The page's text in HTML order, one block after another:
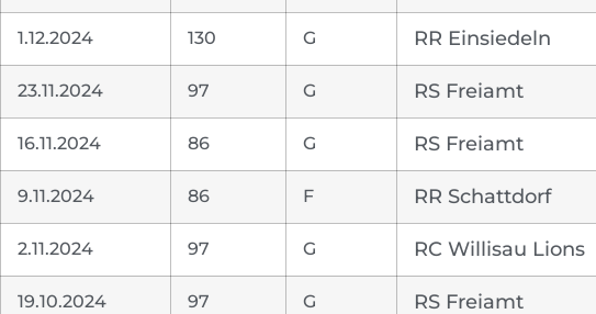
1.12.2024 130 G RR Einsiedeln
23.11.2024 97 G RS Freiamt
16.11.2024 86 G RS Freiamt
9.11.2024 86 F RR Schattdorf
2.11.2024 97 G RC Willisau Lions
19.10.2024 97 G RS Freiamt